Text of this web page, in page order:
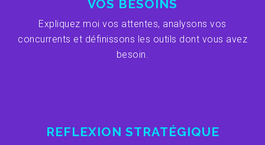
VOS BESOINS
Expliquez moi vos attentes, analysons vos
concurrents et définissons les outils dont vous avez
besoin.
REFLEXION STRATÉGIQUE